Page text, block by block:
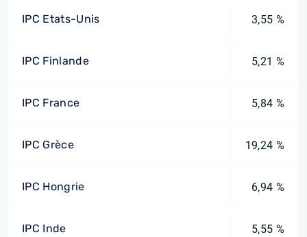
IPC Etats-Unis 3,55 %
IPC Finlande 5,21 %
IPC France 5,84 %
IPC Grèce 19,24 %
IPC Hongrie 6,94 %
IPC Inde 5,55 %